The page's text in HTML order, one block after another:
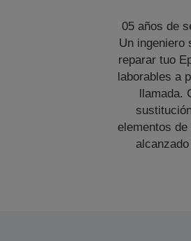
05 años de
Un ingeniero
reparar tuo
laborables a
llamada.
elementos